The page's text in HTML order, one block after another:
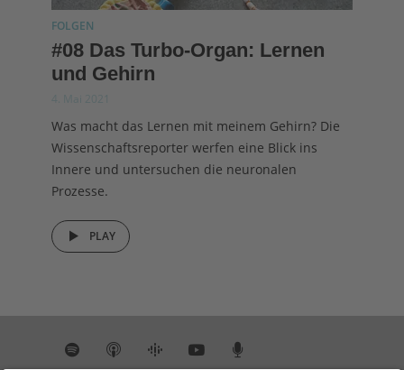
FOLGEN
#08 Das Turbo-Organ: Lernen
und Gehirn
4. Mai 2021
Was macht das Lernen mit meinem Gehirn? Die
Wissenschaftsreporter werfen eine Blick ins
Innere und untersuchen die neuronalen
Prozesse.
PLAY